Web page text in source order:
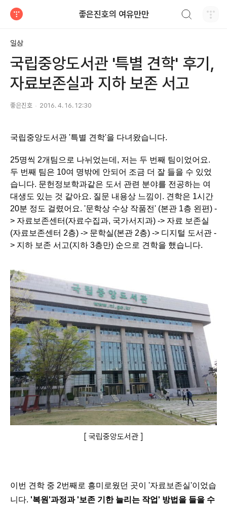
좋은진호의 여유만만
일상
국립중앙도서관 '특별 견학' 후기,
자료보존실과 지하 보존 서고
좋은진호 2016. 4. 16. 12:30
국립중앙도서관 '특별 견학'을 다녀왔습니다.
25명씩 2개팀으로 나뉘었는데, 저는 두 번째 팀이었어요.
두 번째 팀은 10여 명밖에 안되어 조금 더 잘 들을 수 있었
습니다. 문헌정보학과같은 도서 관련 분야를 전공하는 여
대생도 있는 것 같아요. 질문 내용상 느낌이. 견학은 1시간
20분 정도 걸렸어요. '문학상 수상 작품전' (본관 1층 왼편) -
> 자료보존센터(자료수집과, 국가서지과) -> 자료 보존실
(자료보존센터 2층) -> 문학실(본관 2층) -> 디지털 도서관 -
> 지하 보존 서고(지하 3층만) 순으로 견학을 했습니다.
[ 국립중앙도서관 ]
이번 견학 중 2번째로 흥미로웠던 곳이 '자료보존실'이었습
니다. '복원'과정과 '보존 기한 늘리는 작업' 방법을 들을 수